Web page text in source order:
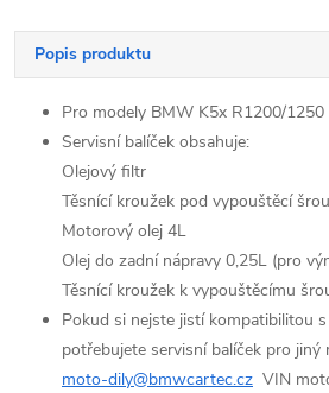
Popis produktu
Pro modely BMW K5x R1200/1250
Servisní balíček obsahuje:
Olejový filtr
Těsnící kroužek pod vypouštěcí
Motorový olej 4L
Olej do zadní nápravy 0,25L (pro
Těsnící kroužek k vypouštěcímu
Pokud si nejste jistí kompatibilitou
potřebujete servisní balíček pro jiný
moto-dily@bmwcartec.cz VIN